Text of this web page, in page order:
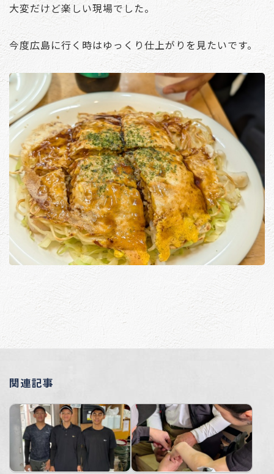
大変だけど楽しい現場でした。
今度広島に行く時はゆっくり仕上がりを見たいです。
関連記事